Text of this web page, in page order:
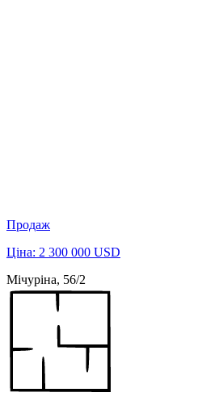
Продаж
Ціна: 2 300 000 USD
Мічуріна, 56/2